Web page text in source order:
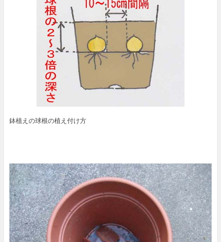
鉢植えの球根の植え付け方